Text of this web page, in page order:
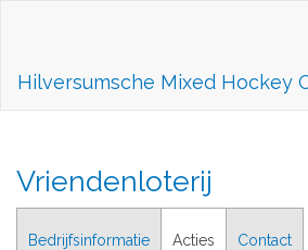
Hilversumsche Mixed Hockey
Vriendenloterij
Bedrijfsinformatie Acties Contact